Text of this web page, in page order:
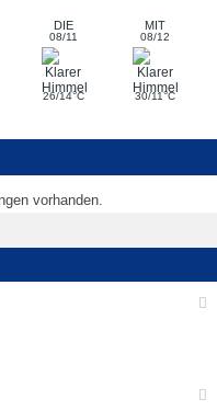
DIE
08/11
MIT
08/12
26/14°C 30/11°C
vorhanden.